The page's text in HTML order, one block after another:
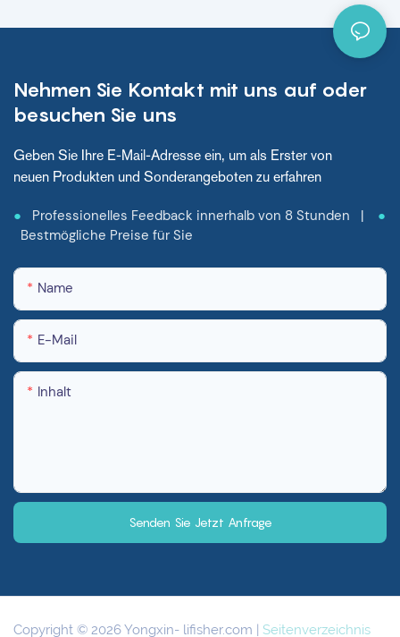
Nehmen Sie Kontakt mit uns auf oder
besuchen Sie uns
Geben Sie Ihre E-Mail-Adresse ein, um als Erster von
neuen Produkten und Sonderangeboten zu erfahren
● Professionelles Feedback innerhalb von 8 Stunden |
●
Bestmögliche Preise für Sie
Name
E-Mail
Inhalt
Senden Sie Jetzt Anfrage
Copyright © 2026 Yongxin- lifisher.com Seitenverzeichnis